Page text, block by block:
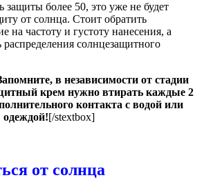
защиты более 50, это уже не будет
от солнца. Стоит обратить
на частоту и густоту нанесения, а
солнцезащитного
в независимости от стадии
крем нужно втирать каждые 2
контакта с водой или
одеждой![/stextbox]
от солнца